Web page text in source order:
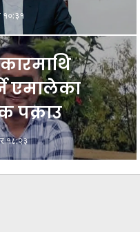
१०:३१
एमालेका
पक्राउ
१८:२३